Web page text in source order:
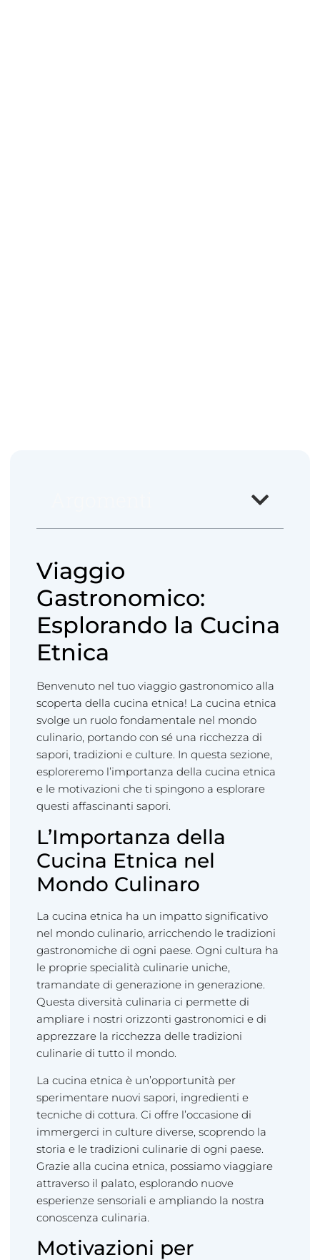
Viaggio
Gastronomico:
Esplorando la Cucina
Etnica
Benvenuto nel tuo viaggio gastronomico alla
scoperta della cucina etnica! La cucina etnica
svolge un ruolo fondamentale nel mondo
culinario, portando con sé una ricchezza di
sapori, tradizioni e culture. In questa sezione,
esploreremo l’importanza della cucina etnica
e le motivazioni che ti spingono a esplorare
questi affascinanti sapori.
L’Importanza della
Cucina Etnica nel
Mondo Culinaro
La cucina etnica ha un impatto significativo
nel mondo culinario, arricchendo le tradizioni
gastronomiche di ogni paese. Ogni cultura ha
le proprie specialità culinarie uniche,
tramandate di generazione in generazione.
Questa diversità culinaria ci permette di
ampliare i nostri orizzonti gastronomici e di
apprezzare la ricchezza delle tradizioni
culinarie di tutto il mondo.
La cucina etnica è un’opportunità per
sperimentare nuovi sapori, ingredienti e
tecniche di cottura. Ci offre l’occasione di
immergerci in culture diverse, scoprendo la
storia e le tradizioni culinarie di ogni paese.
Grazie alla cucina etnica, possiamo viaggiare
attraverso il palato, esplorando nuove
esperienze sensoriali e ampliando la nostra
conoscenza culinaria.
Motivazioni per